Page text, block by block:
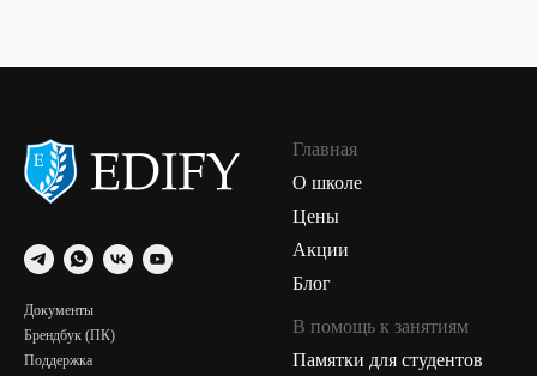
Документы
Брендбук (ПК)
Поддержка
Главная
О школе
Цены
Акции
Блог
В помощь к занятиям
Памятки для студентов